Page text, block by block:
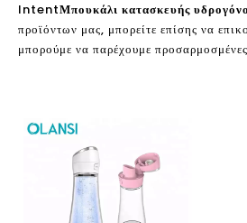
IntentΜπουκάλι κατασκευής
προϊόντων μας, μπορείτε επίσης να
μπορούμε να παρέχουμε